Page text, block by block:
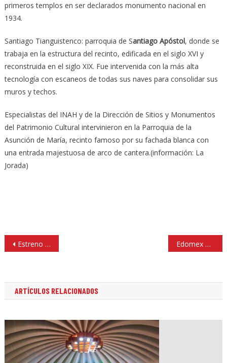
primeros templos en ser declarados monumento nacional en
1934.
Santiago Tianguistenco: parroquia de Santiago Apóstol, donde se
trabaja en la estructura del recinto, edificada en el siglo XVI y
reconstruida en el siglo XIX. Fue intervenida con la más alta
tecnología con escaneos de todas sus naves para consolidar sus
muros y techos.
Especialistas del INAH y de la Dirección de Sitios y Monumentos
del Patrimonio Cultural intervinieron en la Parroquia de la
Asunción de María, recinto famoso por su fachada blanca con
una entrada majestuosa de arco de cantera.(información: La
Jorada)
Navegación
de
Estreno de cine: Jurassic world: El reino caído Edomex emplea 15% de los trabajadores de maquiladoras
ARTÍCULOS RELACIONADOS